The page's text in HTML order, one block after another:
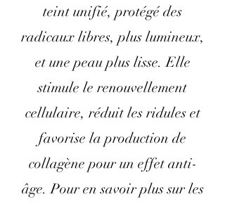
teint unifié, protégé des
radicaux libres, plus lumineux,
et une peau plus lisse. Elle
stimule le renouvellement
cellulaire, réduit les ridules et
favorise la production de
collagène pour un effet anti-
âge. Pour en savoir plus sur les